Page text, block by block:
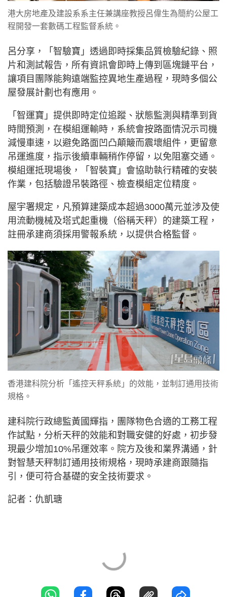
港大房地產及建設系系主任兼講座教授呂偉生為簡約公屋工
程開發一套數碼工程監督系統。
呂分享，「智驗寶」透過即時採集品質檢驗紀錄、照
片和測試報告，所有資訊會即時上傳到區塊鏈平台，
讓項目團隊能夠遠端監控異地生產過程，現時多個公
屋發展計劃也有應用。
「智運寶」提供即時定位追蹤、狀態監測與精準到貨
時間預測，在模組運輸時，系統會按路面情況示司機
減慢車速，以避免路面凹凸顛簸而震壞組件，更留意
吊運進度，指示後續車輛稍作停留，以免阻塞交通。
模組運抵現場後，「智裝寶」會協助執行精確的安裝
作業，包括驗證吊裝路徑、檢查模組定位精度。
屋宇署規定，凡預算建築成本超過3000萬元並涉及使
用流動機械及塔式起重機（俗稱天秤）的建築工程，
註冊承建商須採用警報系統，以提供合格監督。
香港建科院分析「遙控天秤系統」的效能，並制訂通用技術
規格。
建科院行政總監黃國輝指，團隊物色合適的工務工程
作試點，分析天秤的效能和對職安健的好處，初步發
現最少增加10%吊運效率。院方及後和業界溝通，針
對智慧天秤制訂通用技術規格，現時承建商跟隨指
引，便可符合基礎的安全技術要求。
記者：仇凱瑭